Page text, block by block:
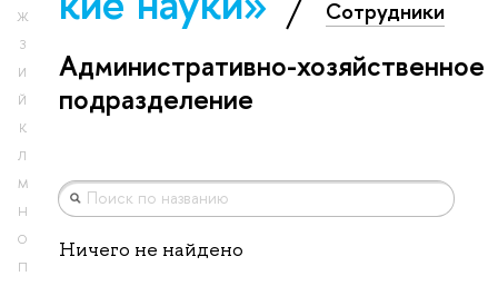
Ж
З
И
Й
К
Л
М
Н
О
П
Сотрудники
Административно-хозяйственное
подразделение
Ничего не найдено